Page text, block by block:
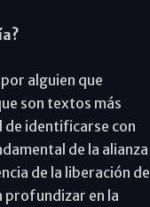
alguien que
son textos más
de identificarse con
de la alianza
de la liberación de
profundizar en la